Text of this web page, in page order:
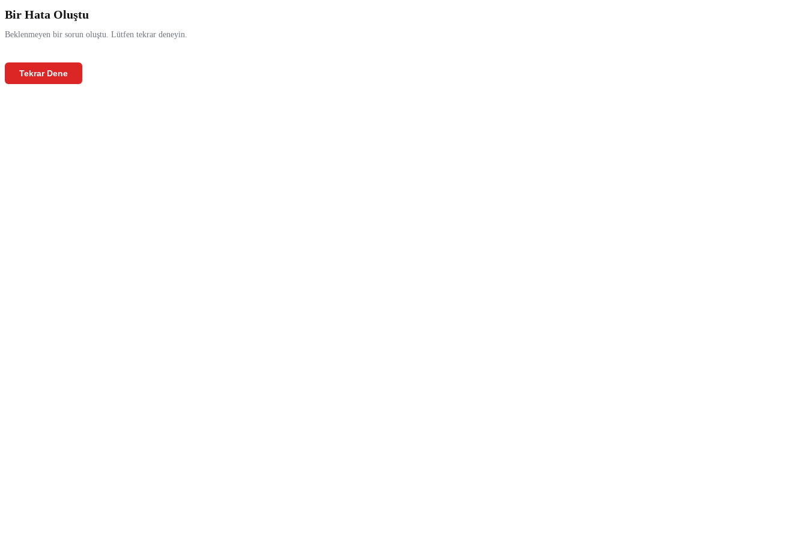
Bir Hata Oluştu
Beklenmeyen bir sorun oluştu. Lütfen tekrar deneyin.
Tekrar Dene